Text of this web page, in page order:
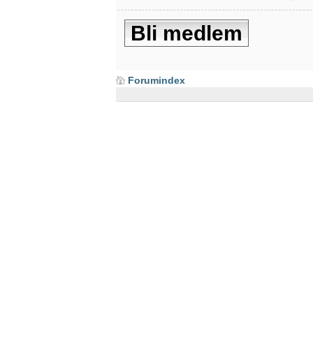
Bli medlem
Forumindex